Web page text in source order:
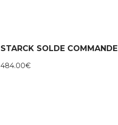
STARCK SOLDE COMMANDE
484.00€